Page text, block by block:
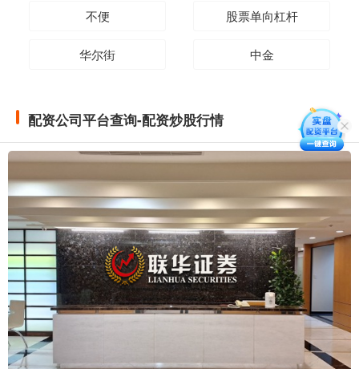
不便 股票单向杠杆
华尔街 中金
配资公司平台查询-配资炒股行情